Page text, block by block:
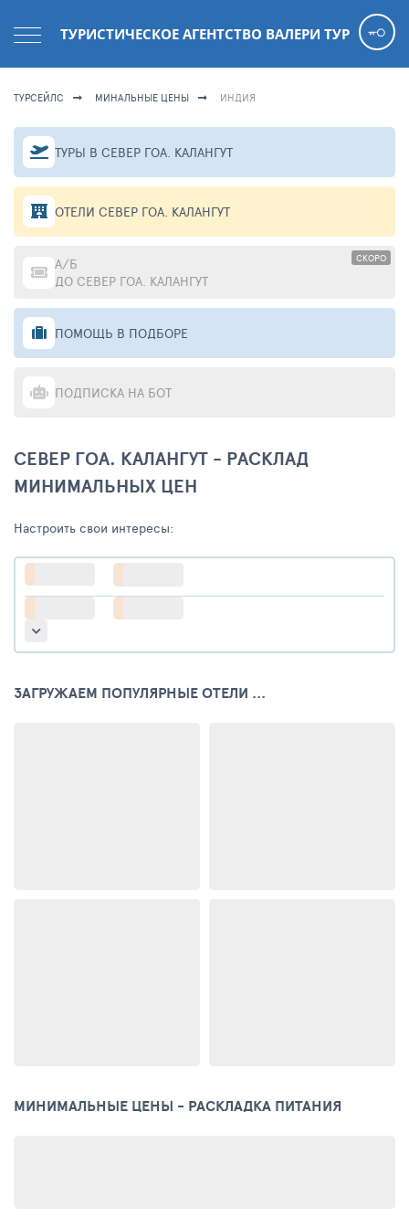
ТУРИСТИЧЕСКОЕ АГЕНТСТВО ВАЛЕРИ ТУР
ТУРСЕЙЛС МИНАЛЬНЫЕ ЦЕНЫ ИНДИЯ
ТУРЫ В СЕВЕР ГОА. КАЛАНГУТ
ОТЕЛИ СЕВЕР ГОА. КАЛАНГУТ
СКОРО
А/Б
ДО СЕВЕР ГОА. КАЛАНГУТ
ПОМОЩЬ В ПОДБОРЕ
ПОДПИСКА НА БОТ
СЕВЕР ГОА. КАЛАНГУТ - РАСКЛАД
МИНИМАЛЬНЫХ ЦЕН
Настроить свои интересы:
ЗАГРУЖАЕМ ПОПУЛЯРНЫЕ ОТЕЛИ ...
МИНИМАЛЬНЫЕ ЦЕНЫ - РАСКЛАДКА ПИТАНИЯ